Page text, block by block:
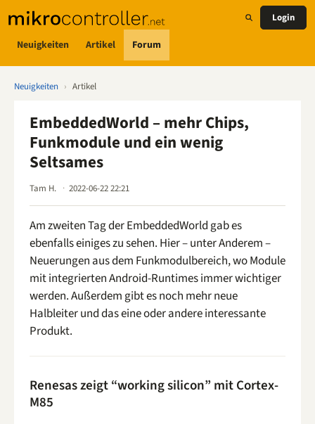
Neuigkeiten Artikel Forum
Login
Neuigkeiten › Artikel
EmbeddedWorld – mehr Chips,
Funkmodule und ein wenig
Seltsames
Tam H. 2022-06-22 22:21
Am zweiten Tag der EmbeddedWorld gab es
ebenfalls einiges zu sehen. Hier – unter Anderem –
Neuerungen aus dem Funkmodulbereich, wo Module
mit integrierten Android-Runtimes immer wichtiger
werden. Außerdem gibt es noch mehr neue
Halbleiter und das eine oder andere interessante
Produkt.
Renesas zeigt “working silicon” mit Cortex-
M85